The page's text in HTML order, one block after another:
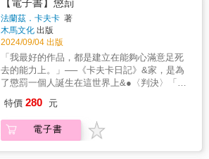
故事，探索了人性中的美與醜、愛與痛，以及
極端情感中的陶醉與昇華。不僅展現了谷崎潤
一郎對美的執著追求，也深刻反映了人性的複
雜和深邃。「谷崎文學 &《春琴抄》彩頁特
輯」————▌《春琴抄》──日本殉情文學代
表作 ．大地震竟是催生名作的契機？！．諾貝
爾文學獎得主也讚嘆的絕世之作．谷崎潤一郎
的陰翳美學．各種改編：電影、漫畫▌《春琴
抄》之謎 ．掀起文壇筆戰的謎題：「害春琴毀
容的兇手是誰？」．讀者最關心的問題：「春
琴和佐助的墓在哪裡？」▌《春琴抄》大阪散步
一郎陰翳美學巔峰之作諾貝爾文學獎得主・川
端康成｜盛讚｜——如此傑作，難以言喻，唯
有嘆息。——❖隱沒於黑暗的高貴女神，令人
動容的凄美虐戀。他們是師徒，是主僕，更是
知音，是鐫刻於靈魂的一生所愛。❖與你一起
的世界，才是我畢生渴望的極樂淨土大阪藥材
商之女春琴自幼雙目失明，美貌聰穎的她，在
曲藝上有著非凡的天賦。家中學徒佐助自小傾
只為更貼近春琴的世界。兩人既是主僕也是師
徒，同時又有著道不清、說不明的男女關係。
某天，一場突如其來的災禍，讓兩人面臨前所
【電子書】懲罰
法蘭茲．卡夫卡 著
木馬文化 出版
2024/09/04 出版
「我最好的作品，都是建立在能夠心滿意足死
去的能力上。」──《卡夫卡日記》&家，是為
了懲罰一個人誕生在這世界上&●〈判決〉「你
你聽著&mdash;&mdash;我判你現在投河而
死。」&●〈變形記〉 某日早晨，古瑞格．
參薩自不安的夢境中醒來，發現自己在床上，
特價 280 元
電子書